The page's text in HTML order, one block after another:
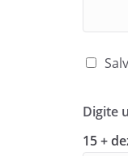
Digite
15 +